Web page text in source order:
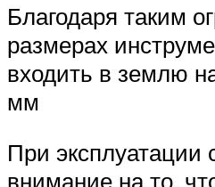
Благодаря таким
размерах
входить в землю
мм
При эксплуатации
внимание на то,